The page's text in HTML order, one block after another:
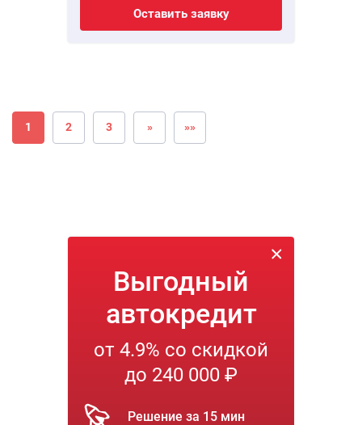
Оставить заявку
1 2 3 » »»
Выгодный
автокредит
от 4.9% со скидкой
до 240 000 ₽
Решение за 15 мин